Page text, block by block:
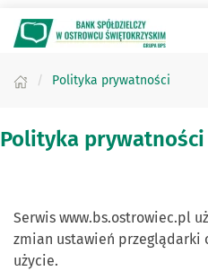
Polityka prywatności
Polityka prywatności
Serwis www.bs.ostrowiec.pl
zmian ustawień przeglądarki
użycie.